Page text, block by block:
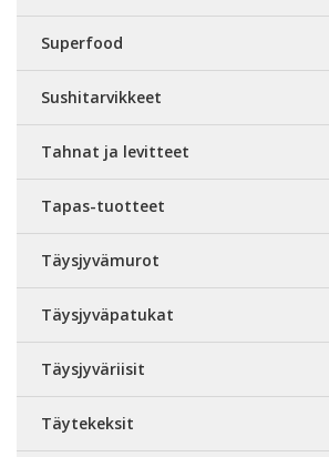
Superfood
Sushitarvikkeet
Tahnat ja levitteet
Tapas-tuotteet
Täysjyvämurot
Täysjyväpatukat
Täysjyväriisit
Täytekeksit